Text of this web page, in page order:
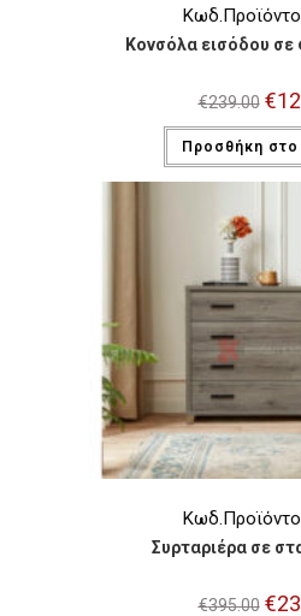
Κονσόλα εισόδου
€239.00
price
was:
€
Προσθήκη στο
Συρταριέρα σε
€395.00 €